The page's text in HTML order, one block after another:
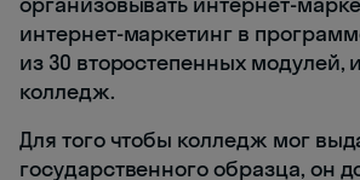
интернет-маркетинг в
из 30 второстепенных модулей,
колледж.
Для того чтобы колледж мог
государственного образца, он